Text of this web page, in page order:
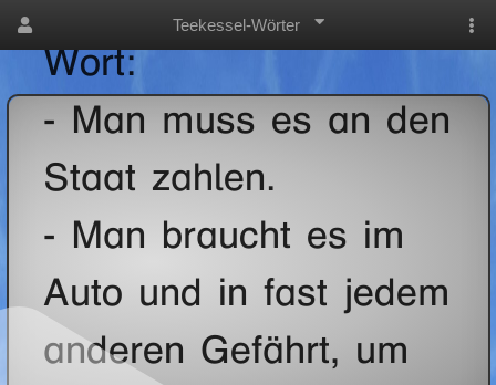
Teekessel-Wörter
Wort:
- Man muss es an den
Staat zahlen.
- Man braucht es im
Auto und in fast jedem
anderen Gefährt, um